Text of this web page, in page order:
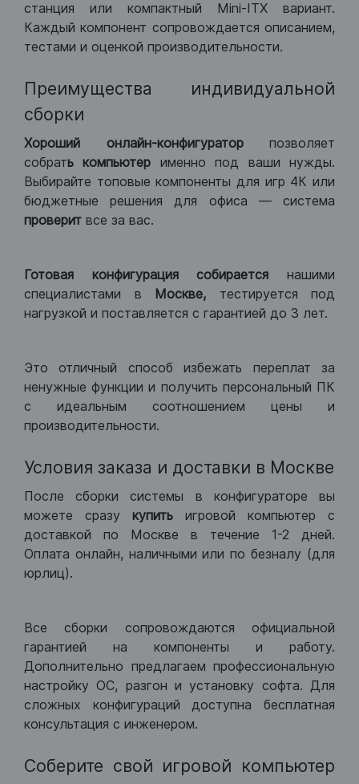
станция или компактный Mini-ITX вариант.
Каждый компонент сопровождается описанием,
тестами и оценкой производительности.
Преимущества индивидуальной
сборки
Хороший онлайн-конфигураторпозволяет
собрать компьютер именно под ваши нужды.
Выбирайте топовые компоненты для игр 4К или
бюджетные решения для офиса — система
проверит все за вас.
Готовая конфигурация собираетсянашими
специалистами в Москве, тестируется под
нагрузкой и поставляется с гарантией до 3 лет.
Это отличный способ избежать переплат за
ненужные функции и получить персональный ПК
с идеальным соотношением цены и
производительности.
Условия заказа и доставки в Москве
После сборки системы в конфигураторе вы
можете сразу купить игровой компьютер с
доставкой по Москве в течение 1-2 дней.
Оплата онлайн, наличными или по безналу (для
юрлиц).
Все сборки сопровождаются официальной
гарантией на компоненты и работу.
Дополнительно предлагаем профессиональную
настройку ОС, разгон и установку софта. Для
сложных конфигураций доступна бесплатная
консультация с инженером.
Соберите свой игровой компьютер